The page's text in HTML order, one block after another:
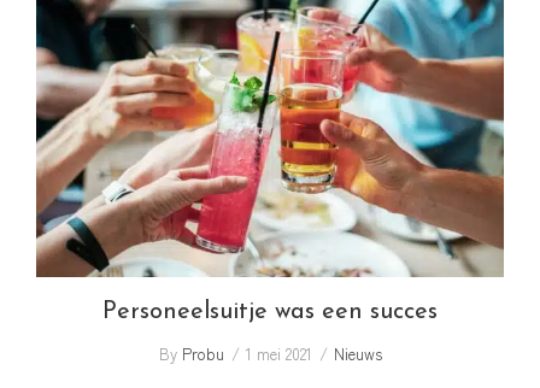
Personeelsuitje was een succes
Personeelsuitje was een succes
By Probu 1 mei 2021 Nieuws